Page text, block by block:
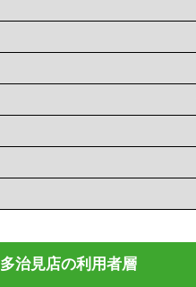
治見店の利用者層